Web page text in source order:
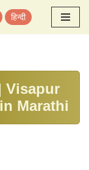
हिन्दी
| Visapur
Marathi